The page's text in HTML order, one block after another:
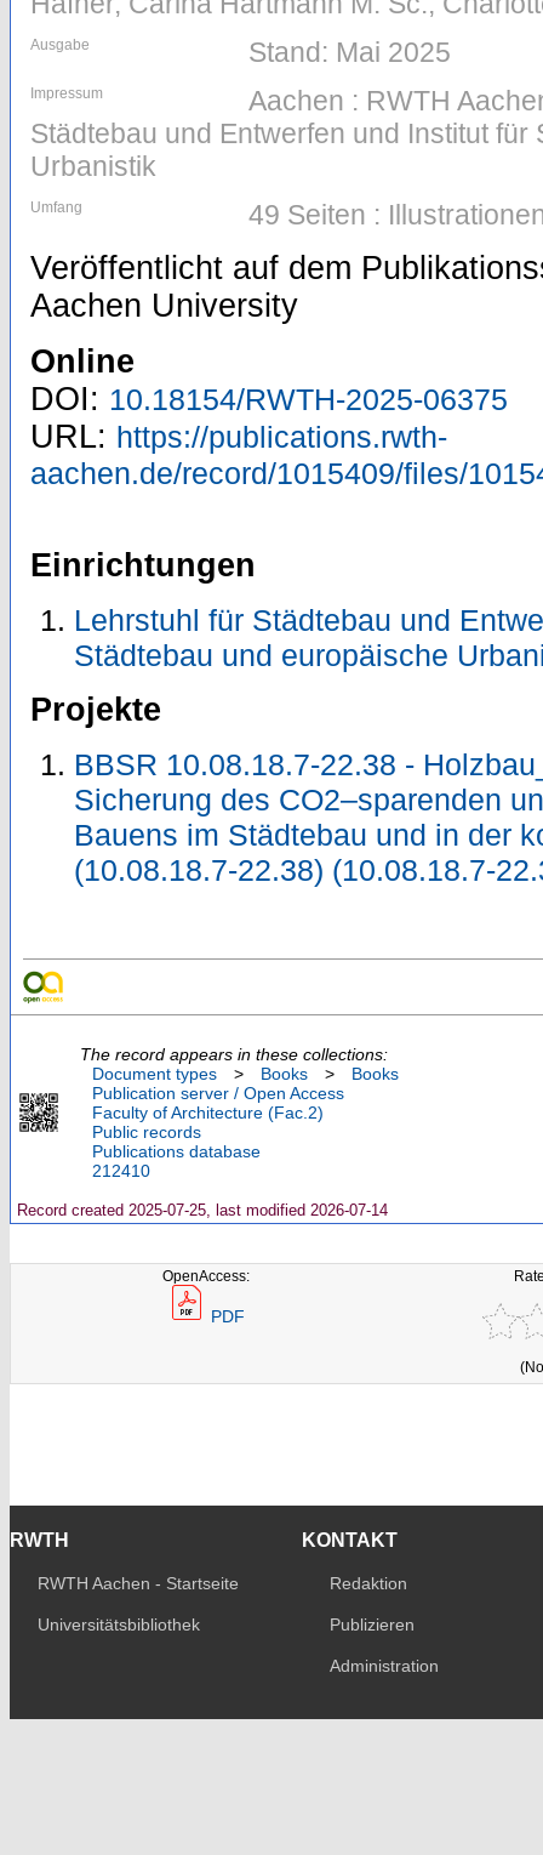
Ausgabe Stand: Mai 2025
Impressum
Aachen : RWTH
Städtebau und Entwerfen und Institut
Urbanistik
Umfang 49 Seiten :
Veröffentlicht auf dem
Aachen University
Online
DOI: 10.18154/RWTH-2025-06375
URL: https://publications.rwth-
aachen.de/record/1015409/files/
Einrichtungen
Lehrstuhl für Städtebau und
Städtebau und europäische
Projekte
BBSR 10.08.18.7-22.38 -
Sicherung des CO2–sparenden
Bauens im Städtebau und in der
(10.08.18.7-22.38) (10.08.18.7-
The record appears in these collections:
Document types
> Books >
Books
Publication server / Open Access
Faculty of Architecture (Fac.2)
Public records
Publications database
212410
Record created 2025-07-25, last modified 2026-07-14
OpenAccess:
PDF
RWTH
RWTH Aachen - Startseite
Universitätsbibliothek
KONTAKT
Redaktion
Publizieren
Administration